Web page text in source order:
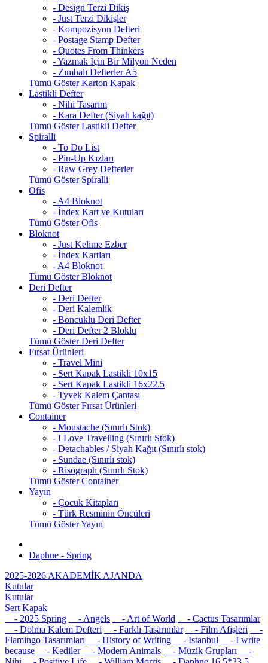
- Design Terzi Dikiş
- Just Terzi Dikişler
- Kompozisyon Defteri
- Postage Stamp Defter
- Quotes From Thinkers
- Yazmak İçin Bir Milyon Neden
- Zımbalı Defterler A5
Tümü Göster Karton Kapak
Lastikli Defter
- Nihi Tasarım
- Kara Defter (Siyah kağıt)
Tümü Göster Lastikli Defter
Spiralli
- To Do List
- Pin-Up Kızları
- Raw Grey Defterler
Tümü Göster Spiralli
Ofis
- A4 Bloknot
- İndex Kart ve Kutuları
Tümü Göster Ofis
Bloknot
- Just Kelime Ezber
- İndex Kartları
- A4 Bloknot
Tümü Göster Bloknot
Deri Defter
- Deri Defter
- Deri Kalemlik
- Boncuklu Deri Defter
- Deri Defter 2 Bloklu
Tümü Göster Deri Defter
Fırsat Ürünleri
- Travel Mini
- Sert Kapak Lastikli 10x15
- Sert Kapak Lastikli 16x22.5
- Tyvek Kalem Çantası
Tümü Göster Fırsat Ürünleri
Container
- Moustache (Sınırlı Stok)
- I Love Travelling (Sınırlı Stok)
- Detachables / Siyah Kağıt (Sınırlı stok)
- Sundae (Sınırlı stok)
- Risograph (Sınırlı Stok)
Tümü Göster Container
Yayın
- Çocuk Kitapları
- Türk Resminin Öncüleri
Tümü Göster Yayın
Daphne - Spring
2025-2026 AKADEMİK AJANDA
Kutular
Kutular
Sert Kapak
- 2025 Spring
- Angels - Art of World
- Cactus Tasarımlar
- Dolma Kalem Defteri
- Farklı Tasarımlar - Film Afişleri
-
Flamingo Tasarımları
- History of Writing - Istanbul
- I write
because
- Kediler - Modern Animals - Müzik Grupları
-